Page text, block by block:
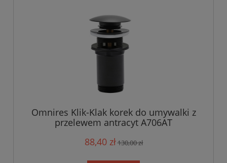
Omnires Klik-Klak korek do umywalki z
przelewem antracyt A706AT
88,40 zł130,00 zł